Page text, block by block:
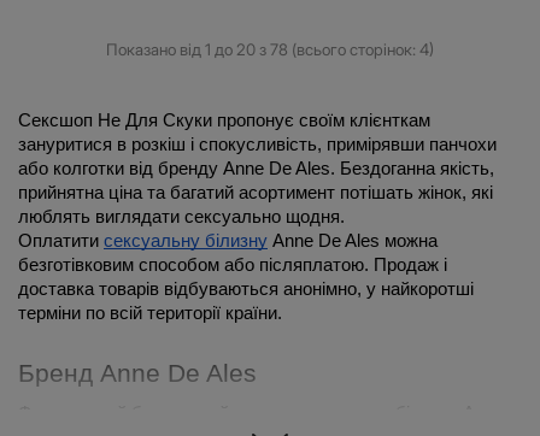
Показано від 1 до 20 з 78 (всього сторінок: 4)
Сексшоп Не Для Скуки пропонує своїм клієнткам
зануритися в розкіш і спокусливість, примірявши панчохи
або колготки від бренду Anne De Ales. Бездоганна якість,
прийнятна ціна та багатий асортимент потішать жінок, які
люблять виглядати сексуально щодня.
Оплатити сексуальну білизну Anne De Ales можна
безготівковим способом або післяплатою. Продаж і
доставка товарів відбуваються анонімно, у найкоротші
терміни по всій території країни.
Бренд Anne De Ales